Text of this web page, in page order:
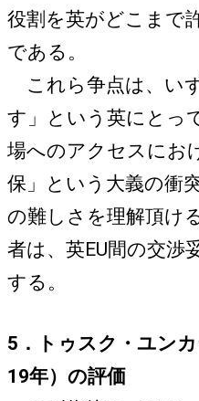
役割を英がどこまで
である。
これら争点は、い
す」という英にとっ
場へのアクセスにお
保」という大義の衝
の難しさを理解頂け
者は、英EU間の交渉
する。
5．トゥスク・ユン
19年）の評価